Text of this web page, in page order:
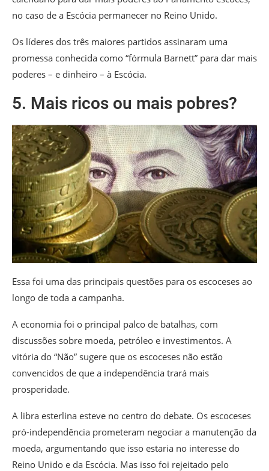
no caso de a Escócia permanecer no Reino Unido.
Os líderes dos três maiores partidos assinaram uma
promessa conhecida como “fórmula Barnett” para dar mais
poderes – e dinheiro – à Escócia.
5. Mais ricos ou mais pobres?
Essa foi uma das principais questões para os escoceses ao
longo de toda a campanha.
A economia foi o principal palco de batalhas, com
discussões sobre moeda, petróleo e investimentos. A
vitória do “Não” sugere que os escoceses não estão
convencidos de que a independência trará mais
prosperidade.
A libra esterlina esteve no centro do debate. Os escoceses
pró-independência prometeram negociar a manutenção da
moeda, argumentando que isso estaria no interesse do
Reino Unido e da Escócia. Mas isso foi rejeitado pelo